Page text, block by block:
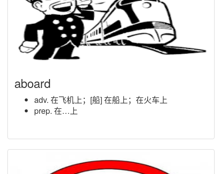
aboard
adv. 在飞机上；[船] 在船上；在火车上
prep. 在…上